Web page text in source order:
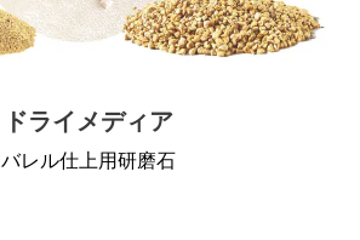
ドライメディア
バレル仕上用研磨石